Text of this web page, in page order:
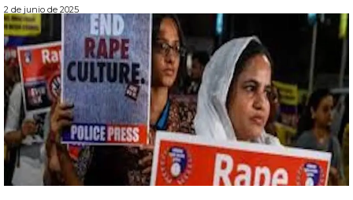
2 de junio de 2025